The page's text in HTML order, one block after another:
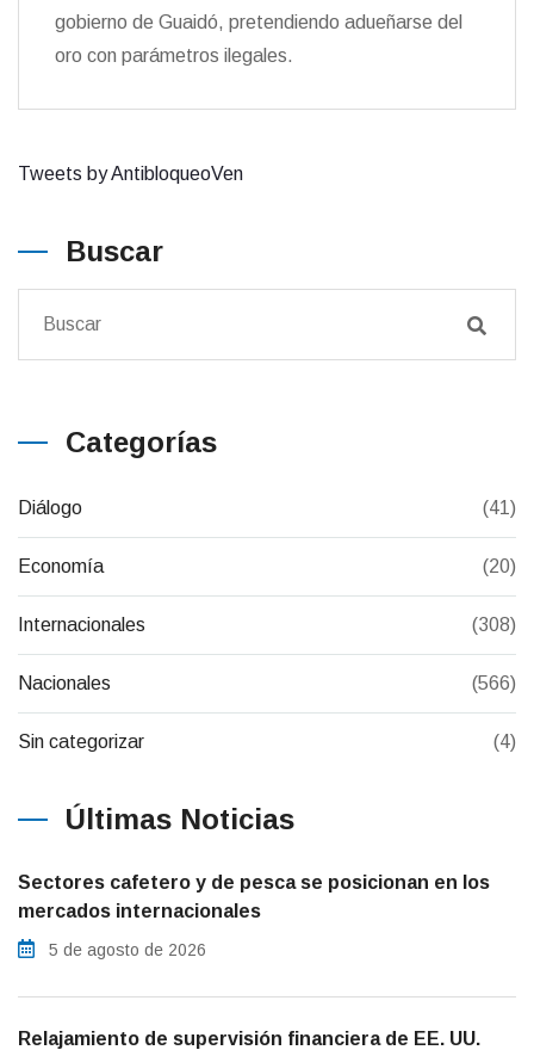
gobierno de Guaidó, pretendiendo adueñarse del
oro con parámetros ilegales.
Tweets by AntibloqueoVen
Buscar
Categorías
Diálogo (41)
Economía (20)
Internacionales (308)
Nacionales (566)
Sin categorizar (4)
Últimas Noticias
Sectores cafetero y de pesca se posicionan en los
mercados internacionales
5 de agosto de 2026
Relajamiento de supervisión financiera de EE. UU.